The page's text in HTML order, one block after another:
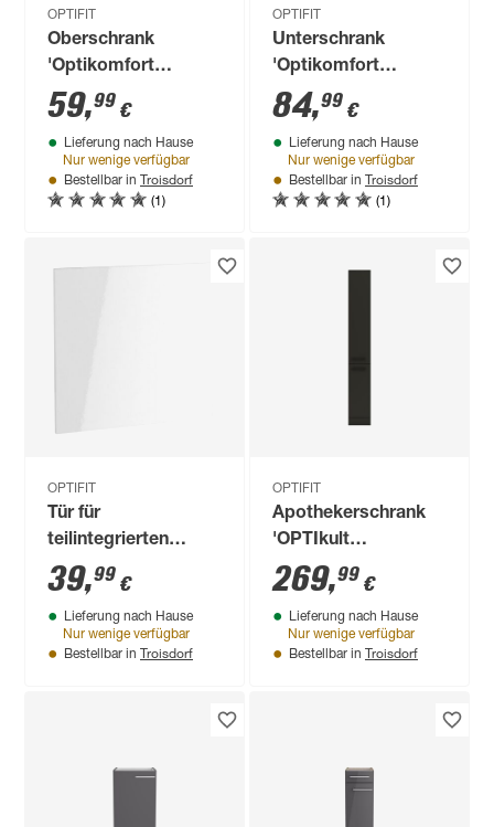
OPTIFIT
Oberschrank
'Optikomfort
Erik290' eichefarben
40 x 70,4 x 34,9 cm
59,99 €
Lieferung nach Hause
Nur wenige verfügbar
Bestellbar in Troisdorf
(1)
OPTIFIT
Unterschrank
'Optikomfort
Bengt932' weiß 30 x
87 x 58,4 cm
84,99 €
Lieferung nach Hause
Nur wenige verfügbar
Bestellbar in Troisdorf
(1)
OPTIFIT
Tür für
teilintegrierten
Geschirrspüler
'Optikomfort
Rurik986' weiß 60 x
57,2 x 1,6 cm
39,99 €
Lieferung nach Hause
Nur wenige verfügbar
Bestellbar in Troisdorf
OPTIFIT
Apothekerschrank
'OPTIkult
Madrid420' 30 x
206,8 x 57,1 cm
269,99 €
Lieferung nach Hause
Nur wenige verfügbar
Bestellbar in Troisdorf